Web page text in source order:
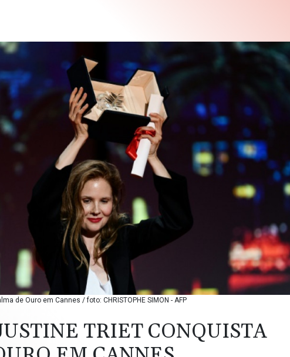
de Ouro em Cannes / foto: CHRISTOPHE SIMON - AFP
TRIET CONQUISTA